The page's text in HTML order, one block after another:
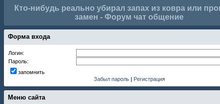
Кто-нибудь реально убирал запах из ковра или
замен - Форум чат общение
Форма входа
Логин:
Пароль:
запомнить
Забыл пароль | Регистрация
Меню сайта